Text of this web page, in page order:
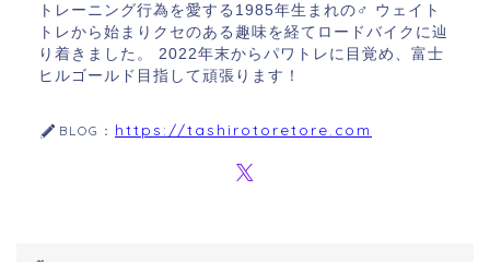
トレーニング行為を愛する1985年生まれの♂ ウェイト
トレから始まりクセのある趣味を経てロードバイクに辿
り着きました。 2022年末からパワトレに目覚め、富士
ヒルゴールド目指して頑張ります！
BLOG： https://tashirotoretore.com